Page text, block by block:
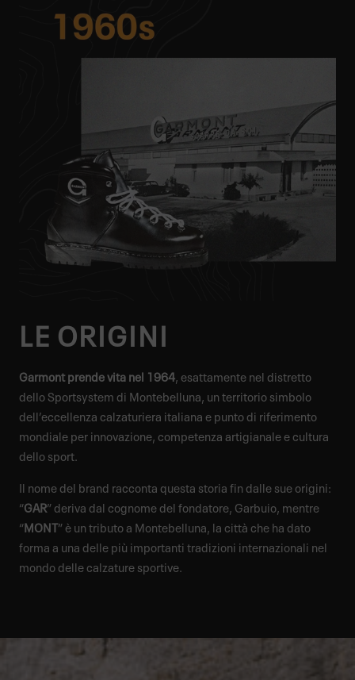
LE ORIGINI
Garmont prende vita nel 1964, esattamente nel distretto
dello Sportsystem di Montebelluna, un territorio simbolo
dell’eccellenza calzaturiera italiana e punto di riferimento
mondiale per innovazione, competenza artigianale e cultura
dello sport.
Il nome del brand racconta questa storia fin dalle sue origini:
“GAR” deriva dal cognome del fondatore, Garbuio, mentre
“MONT” è un tributo a Montebelluna, la città che ha dato
forma a una delle più importanti tradizioni internazionali nel
mondo delle calzature sportive.